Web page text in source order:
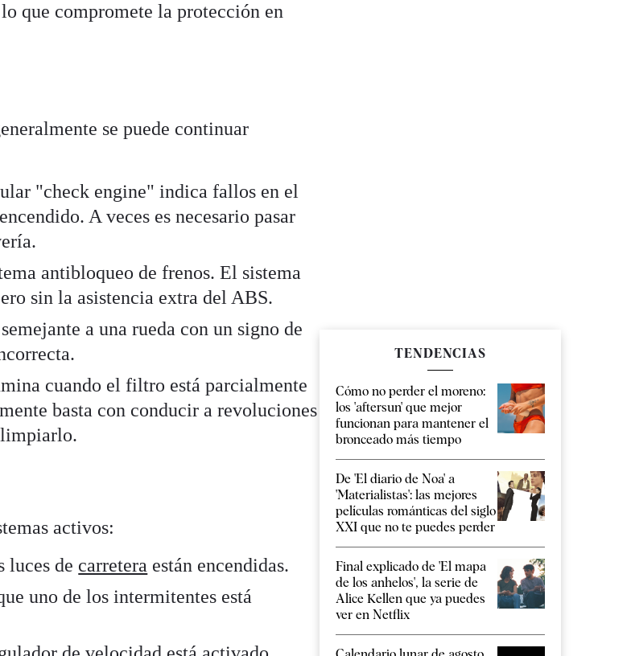
que compromete la protección en
se puede continuar
"check engine" indica fallos en el
A veces es necesario pasar
antibloqueo de frenos. El sistema
sin la asistencia extra del ABS.
a una rueda con un signo de
cuando el filtro está parcialmente
basta con conducir a revoluciones
limpiarlo.
activos:
luces de carretera están encendidas.
uno de los intermitentes está
TENDENCIAS
Cómo no perder el moreno:
los 'aftersun' que mejor
funcionan para mantener el
bronceado más tiempo
De 'El diario de Noa' a
'Materialistas': las mejores
películas románticas del siglo
XXI que no te puedes perder
Final explicado de 'El mapa
de los anhelos', la serie de
Alice Kellen que ya puedes
ver en Netflix